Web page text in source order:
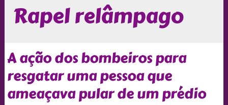
Rapel relâmpago
A ação dos bombeiros para
resgatar uma pessoa que
ameaçava pular de um prédio